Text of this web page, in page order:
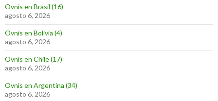
Ovnis en Brasil (16)
agosto 6, 2026
Ovnis en Bolivia (4)
agosto 6, 2026
Ovnis en Chile (17)
agosto 6, 2026
Ovnis en Argentina (34)
agosto 6, 2026